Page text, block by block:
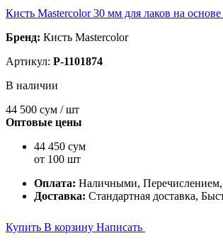
Кисть Mastercolor 30 мм для лаков на основе
Бренд: Кисть Mastercolor
Артикул: P-1101874
В наличии
44 500 сум / шт
Оптовые цены
44 450 сум
от 100 шт
Оплата: Наличными, Перечислением,
Доставка: Стандартная доставка,
Купить В корзину Написать